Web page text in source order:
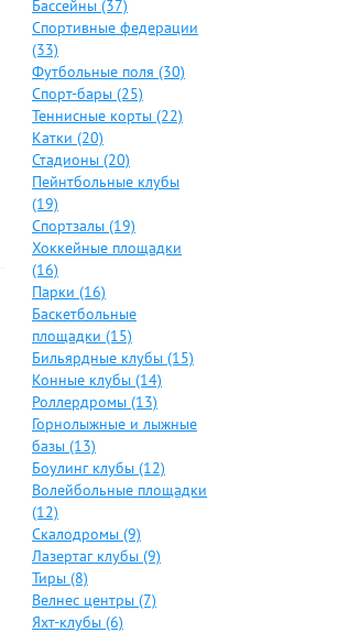
Бассейны (37)
Спортивные федерации
(33)
Футбольные поля (30)
Спорт-бары (25)
Теннисные корты (22)
Катки (20)
Стадионы (20)
Пейнтбольные клубы
(19)
Спортзалы (19)
Хоккейные площадки
(16)
Парки (16)
Баскетбольные
площадки (15)
Бильярдные клубы (15)
Конные клубы (14)
Роллердромы (13)
Горнолыжные и лыжные
базы (13)
Боулинг клубы (12)
Волейбольные площадки
(12)
Скалодромы (9)
Лазертаг клубы (9)
Тиры (8)
Велнес центры (7)
Яхт-клубы (6)